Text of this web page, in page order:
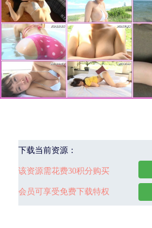
下载当前资源：
该资源需花费30积分购买
会员可享受免费下载特权